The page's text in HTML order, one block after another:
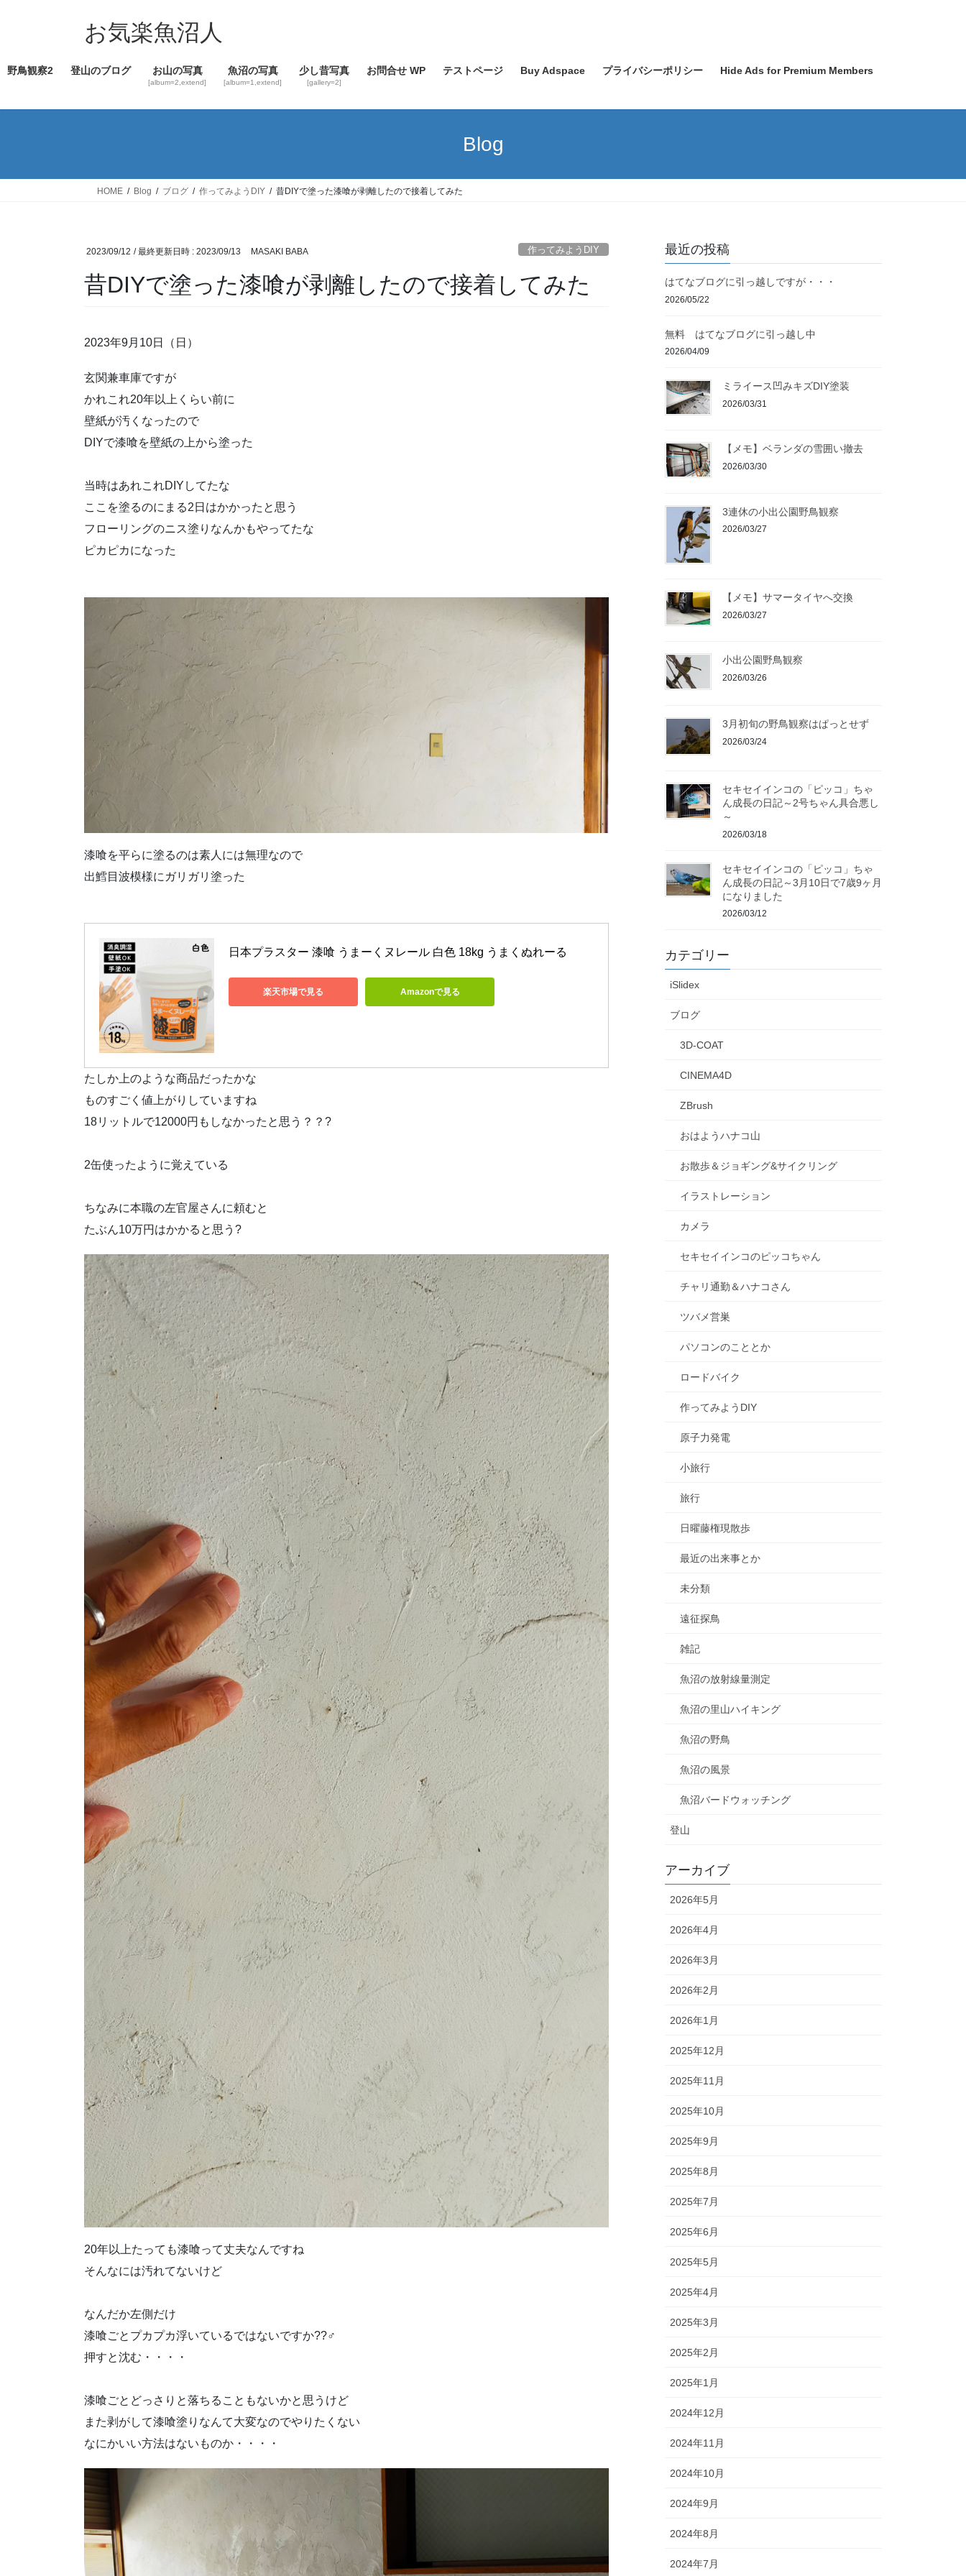
ツ
ス
シ
ン
お気楽魚沼人
野鳥観察2 登山のブログ お山の写真
[album=2,extend]
魚沼の写真
[album=1,extend]
少し昔写真
[gallery=2]
お問合せ WP テストページ Buy Adspace プライバシーポリシー Hide Ads for Premium Members
Blog
HOME Blog ブログ 作ってみようDIY 昔DIYで塗った漆喰が剥離したので接着してみた
2023/09/12 / 最終更新日時 : 2023/09/13 MASAKI BABA 作ってみようDIY
昔DIYで塗った漆喰が剥離したので接着してみた
2023年9月10日（日）
玄関兼車庫ですが
かれこれ20年以上くらい前に
壁紙が汚くなったので
DIYで漆喰を壁紙の上から塗った
当時はあれこれDIYしてたな
ここを塗るのにまる2日はかかったと思う
フローリングのニス塗りなんかもやってたな
ピカピカになった
漆喰を平らに塗るのは素人には無理なので
出鱈目波模様にガリガリ塗った
日本プラスター 漆喰 うまーくヌレール 白色 18kg うまくぬれーる
楽天市場で見る Amazonで見る
たしか上のような商品だったかな
ものすごく値上がりしていますね
18リットルで12000円もしなかったと思う？？?
2缶使ったように覚えている
ちなみに本職の左官屋さんに頼むと
たぶん10万円はかかると思う?
20年以上たっても漆喰って丈夫なんですね
そんなには汚れてないけど
なんだか左側だけ
漆喰ごとプカプカ浮いているではないですか??‍♂️
押すと沈む・・・・
漆喰ごとどっさりと落ちることもないかと思うけど
また剥がして漆喰塗りなんて大変なのでやりたくない
なにかいい方法はないものか・・・・
最近の投稿
はてなブログに引っ越しですが・・・
2026/05/22
無料 はてなブログに引っ越し中
2026/04/09
ミライース凹みキズDIY塗装
2026/03/31
【メモ】ベランダの雪囲い撤去
2026/03/30
3連休の小出公園野鳥観察
2026/03/27
【メモ】サマータイヤへ交換
2026/03/27
小出公園野鳥観察
2026/03/26
3月初旬の野鳥観察はぱっとせず
2026/03/24
セキセイインコの「ピッコ」ちゃ
ん成長の日記～2号ちゃん具合悪し
～
2026/03/18
セキセイインコの「ピッコ」ちゃ
ん成長の日記～3月10日で7歳9ヶ月
になりました
2026/03/12
カテゴリー
iSlidex
ブログ
3D-COAT
CINEMA4D
ZBrush
おはようハナコ山
お散歩＆ジョギング&サイクリング
イラストレーション
カメラ
セキセイインコのピッコちゃん
チャリ通勤＆ハナコさん
ツバメ営巣
パソコンのこととか
ロードバイク
作ってみようDIY
原子力発電
小旅行
旅行
日曜藤権現散歩
最近の出来事とか
未分類
遠征探鳥
雑記
魚沼の放射線量測定
魚沼の里山ハイキング
魚沼の野鳥
魚沼の風景
魚沼バードウォッチング
登山
アーカイブ
2026年5月
2026年4月
2026年3月
2026年2月
2026年1月
2025年12月
2025年11月
2025年10月
2025年9月
2025年8月
2025年7月
2025年6月
2025年5月
2025年4月
2025年3月
2025年2月
2025年1月
2024年12月
2024年11月
2024年10月
2024年9月
2024年8月
2024年7月